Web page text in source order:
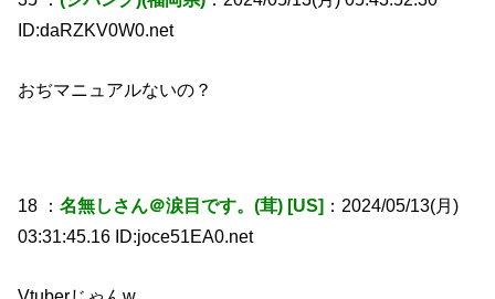
ID:daRZKV0W0.net
おぢマニュアルないの？
18 ：名無しさん＠涙目です。(茸) [US] ：2024/05/13(月)
03:31:45.16 ID:joce51EA0.net